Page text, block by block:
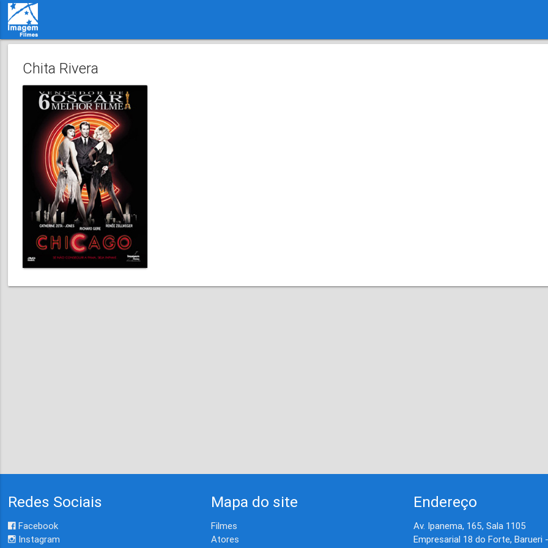
Chita Rivera
Redes Sociais
Facebook
Instagram
Mapa do site
Filmes
Atores
Endereço
Av. Ipanema, 165, Sala 1105
Empresarial 18 do Forte, Barueri